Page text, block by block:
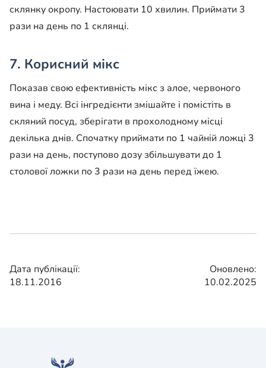
склянку окропу. Настоювати 10 хвилин. Приймати 3
рази на день по 1 склянці.
7. Корисний мікс
Показав свою ефективність мікс з алое, червоного
вина і меду. Всі інгредієнти змішайте і помістіть в
скляний посуд, зберігати в прохолодному місці
декілька днів. Спочатку приймати по 1 чайній ложці 3
рази на день, поступово дозу збільшувати до 1
столової ложки по 3 рази на день перед їжею.
Дата публікації:
18.11.2016
Оновлено:
10.02.2025